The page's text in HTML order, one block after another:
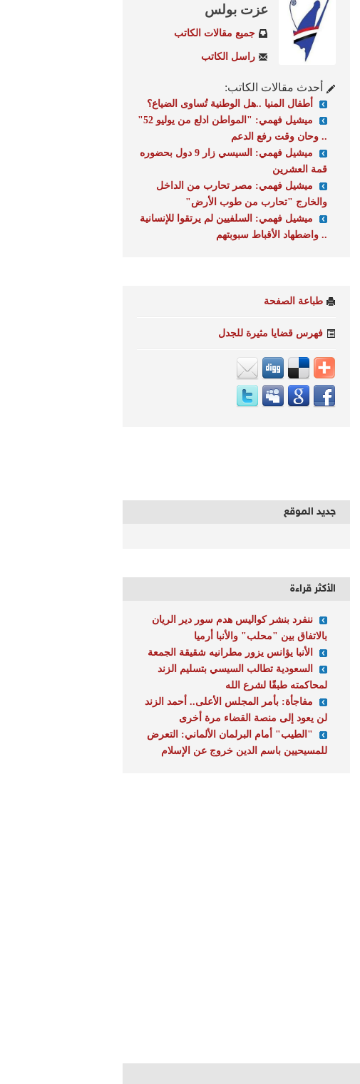
عزت بولس
جميع مقالات الكاتب
راسل الكاتب
أحدث مقالات الكاتب:
أطفال المنيا ..هل الوطنية تُساوى الضياع؟
ميشيل فهمي: "المواطن ادلع من يوليو 52"
.. وحان وقت رفع الدعم
ميشيل فهمي: السيسي زار 9 دول بحضوره
قمة العشرين
ميشيل فهمي: مصر تحارب من الداخل
والخارج "تحارب من طوب الأرض"
ميشيل فهمي: السلفيين لم يرتقوا للإنسانية
.. واضطهاد الأقباط سبوبتهم
طباعة الصفحة
فهرس قضايا مثيرة للجدل
جديد الموقع
الأكثر قراءة
ننفرد بنشر كواليس هدم سور دير الريان
بالاتفاق بين "محلب" والأنبا أرميا
الأنبا يؤانس يزور مطرانيه شقيقة الجمعة
السعودية تطالب السيسي بتسليم الزند
لمحاكمته طبقًا لشرع الله
مفاجأة: بأمر المجلس الأعلى.. أحمد الزند
لن يعود إلى منصة القضاء مرة أخرى
"الطيب" أمام البرلمان الألماني: التعرض
للمسيحيين باسم الدين خروج عن الإسلام